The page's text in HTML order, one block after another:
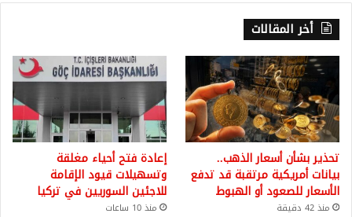
أخر المقالات
تحذير بشأن أسعار الذهب..
بيانات أمريكية مرتقبة قد تدفع
الأسعار للصعود أو الهبوط
منذ 42 دقيقة
إعادة فتح أحياء مغلقة
وتسهيلات قيود الإقامة
للاجئين السوريين في تركيا
منذ 10 ساعات